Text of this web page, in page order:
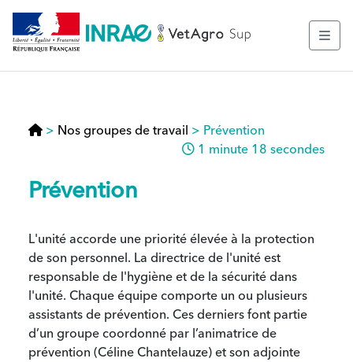
> Nos groupes de travail > Prévention
1 minute 18 secondes
Prévention
L'unité accorde une priorité élevée à la protection
de son personnel. La directrice de l'unité est
responsable de l'hygiène et de la sécurité dans
l'unité. Chaque équipe comporte un ou plusieurs
assistants de prévention. Ces derniers font partie
d’un groupe coordonné par l’animatrice de
prévention (Céline Chantelauze) et son adjointe